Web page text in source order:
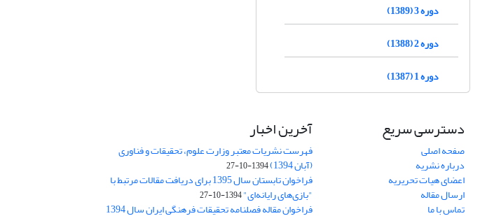
دوره 3 (1389)
دوره 2 (1388)
دوره 1 (1387)
دسترسی سریع
صفحه اصلی
درباره نشریه
اعضای هیات تحریریه
ارسال مقاله
تماس با ما
آخرین اخبار
فهرست نشریات معتبر وزارت علوم، تحقیقات و فناوری
(آبان 1394) 1394-10-27
فراخوان تابستان سال 1395 برای دریافت مقالات مرتبط با
"بازی‌های رایانه‌ای"1394-10-27
فراخوان مقاله فصلنامه تحقیقات فرهنگی ایران سال 1394